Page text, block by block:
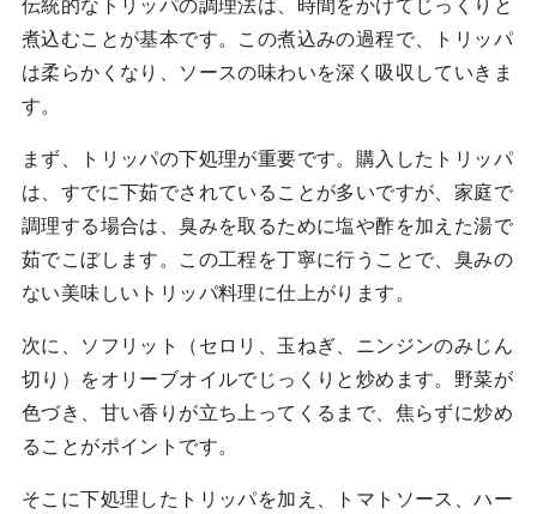
伝統的なトリッパの調理法は、時間をかけてじっくりと
煮込むことが基本です。この煮込みの過程で、トリッパ
は柔らかくなり、ソースの味わいを深く吸収していきま
す。
まず、トリッパの下処理が重要です。購入したトリッパ
は、すでに下茹でされていることが多いですが、家庭で
調理する場合は、臭みを取るために塩や酢を加えた湯で
茹でこぼします。この工程を丁寧に行うことで、臭みの
ない美味しいトリッパ料理に仕上がります。
次に、ソフリット（セロリ、玉ねぎ、ニンジンのみじん
切り）をオリーブオイルでじっくりと炒めます。野菜が
色づき、甘い香りが立ち上ってくるまで、焦らずに炒め
ることがポイントです。
そこに下処理したトリッパを加え、トマトソース、ハー